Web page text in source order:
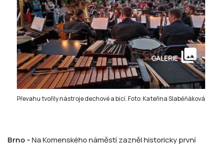
Převahu tvořily nástroje dechové a bicí. Foto: Kateřina Slaběňáková
GALERIE collections
Brno -Na Komenského náměstí zazněl historicky první